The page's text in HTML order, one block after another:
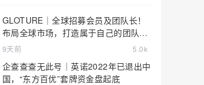
GLOTURE｜全球招募会员及团队长！
布局全球市场，打造属于自己的团队事
业，想增加收入？想打造团队？加入
9天前 5.0k
企查查查无此号｜英诺2022年已退出中
国，“东方百优”套牌资金盘起底